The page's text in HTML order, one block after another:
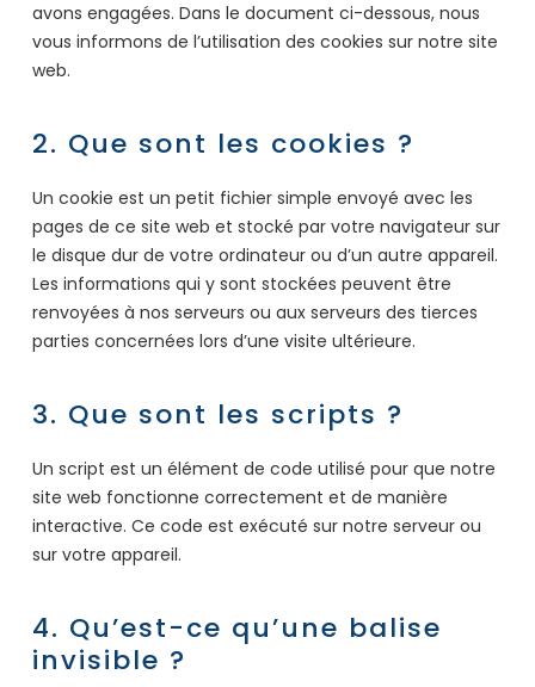
avons engagées. Dans le document ci-dessous, nous
vous informons de l’utilisation des cookies sur notre site
web.
2. Que sont les cookies ?
Un cookie est un petit fichier simple envoyé avec les
pages de ce site web et stocké par votre navigateur sur
le disque dur de votre ordinateur ou d’un autre appareil.
Les informations qui y sont stockées peuvent être
renvoyées à nos serveurs ou aux serveurs des tierces
parties concernées lors d’une visite ultérieure.
3. Que sont les scripts ?
Un script est un élément de code utilisé pour que notre
site web fonctionne correctement et de manière
interactive. Ce code est exécuté sur notre serveur ou
sur votre appareil.
4. Qu’est-ce qu’une balise
invisible ?